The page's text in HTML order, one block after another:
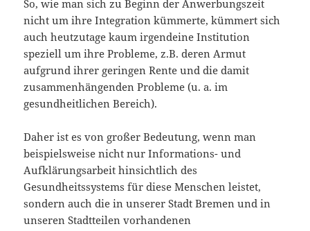
So, wie man sich zu Beginn der Anwerbungszeit
nicht um ihre Integration kümmerte, kümmert sich
auch heutzutage kaum irgendeine Institution
speziell um ihre Probleme, z.B. deren Armut
aufgrund ihrer geringen Rente und die damit
zusammenhängenden Probleme (u. a. im
gesundheitlichen Bereich).
Daher ist es von großer Bedeutung, wenn man
beispielsweise nicht nur Informations- und
Aufklärungsarbeit hinsichtlich des
Gesundheitssystems für diese Menschen leistet,
sondern auch die in unserer Stadt Bremen und in
unseren Stadtteilen vorhandenen